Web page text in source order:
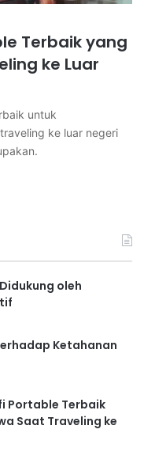
Terbaik yang
ke Luar
untuk
ke luar negeri
oleh
Ketahanan
Portable Terbaik
Saat Traveling ke